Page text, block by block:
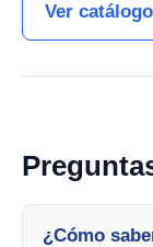
Ver
¿Cómo